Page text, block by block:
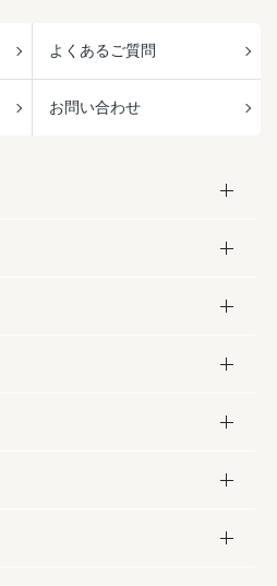
よくあるご質問
お問い合わせ